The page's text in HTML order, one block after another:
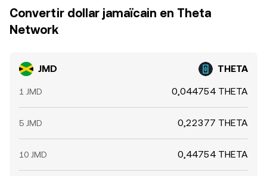
Convertir dollar jamaïcain en Theta
Network
JMD THETA
1 JMD 0,044754 THETA
5 JMD 0,22377 THETA
10 JMD 0,44754 THETA